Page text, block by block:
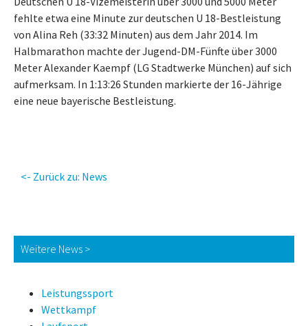
fehlte etwa eine Minute zur deutschen U 18-Bestleistung
von Alina Reh (33:32 Minuten) aus dem Jahr 2014. Im
Halbmarathon machte der Jugend-DM-Fünfte über 3000
Meter Alexander Kaempf (LG Stadtwerke München) auf sich
aufmerksam. In 1:13:26 Stunden markierte der 16-Jährige
eine neue bayerische Bestleistung.
<- Zurück zu: News
Weitere News >
Leistungssport
Wettkampf